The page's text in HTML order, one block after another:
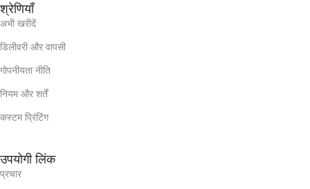
श्रेणियाँ
अभी खरीदें
डिलीवरी और वापसी
गोपनीयता नीति
नियम और शर्तें
कस्टम प्रिंटिंग
उपयोगी लिंक
प्रचार